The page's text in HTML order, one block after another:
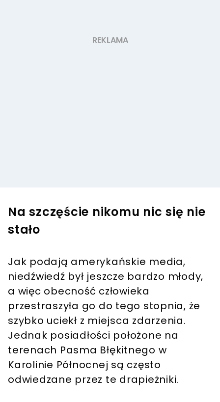
Na szczęście nikomu nic się nie
stało
Jak podają amerykańskie media,
niedźwiedź był jeszcze bardzo młody,
a więc obecność człowieka
przestraszyła go do tego stopnia, że
szybko uciekł z miejsca zdarzenia.
Jednak posiadłości położone na
terenach Pasma Błękitnego w
Karolinie Północnej są często
odwiedzane przez te drapieżniki.